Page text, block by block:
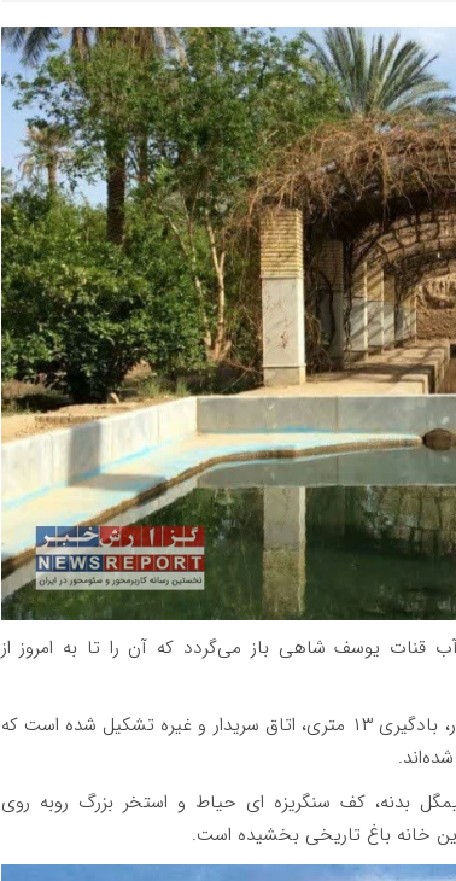
قنات یوسف شاهی باز می‌گردد که آن را تا به امروز از
این باغ از بخش‌های مختلفی از جمله اتاق خان نشین، تالار، بادگیری ۱۳ متری، اتاق سریدار و غیره تشکیل شده است که
بدنه، کف سنگریزه ای حیاط و استخر بزرگ روبه روی
خانه باغ تاریخی بخشیده است.